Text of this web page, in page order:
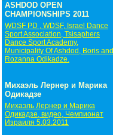
ASHDOD OPEN
CHAMPIONSHIPS 2011
WDSF PD , WDSF, Israel Dance
Sport Association, Tsisaphers
Dance Sport Academy,
Municipality Of Ashdod, Boris and
Rozanna Odikadze.
Михаэль Лернер и Марика
Одикадзе
Михаэль Лернер и Марика
Одикадзе, видео, Чемпионат
Израиля 5.03.2011